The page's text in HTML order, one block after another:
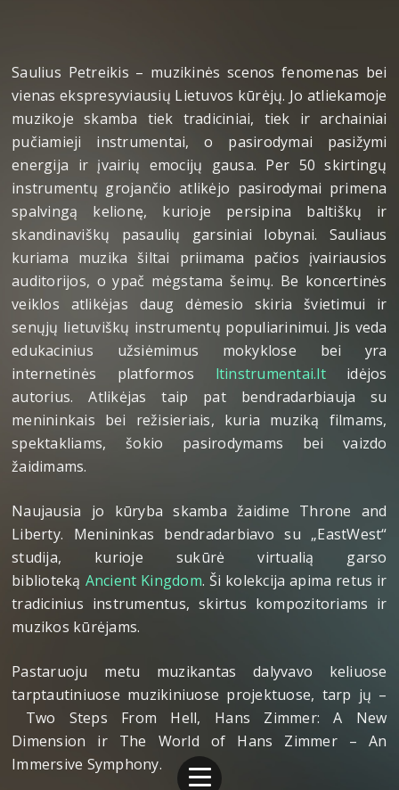
Saulius Petreikis – muzikinės scenos fenomenas bei
vienas ekspresyviausių Lietuvos kūrėjų. Jo atliekamoje
muzikoje skamba tiek tradiciniai, tiek ir archainiai
pučiamieji instrumentai, o pasirodymai pasižymi
energija ir įvairių emocijų gausa. Per 50 skirtingų
instrumentų grojančio atlikėjo pasirodymai primena
spalvingą kelionę, kurioje persipina baltiškų ir
skandinaviškų pasaulių garsiniai lobynai. Sauliaus
kuriama muzika šiltai priimama pačios įvairiausios
auditorijos, o ypač mėgstama šeimų. Be koncertinės
veiklos atlikėjas daug dėmesio skiria švietimui ir
senųjų lietuviškų instrumentų populiarinimui. Jis veda
edukacinius užsiėmimus mokyklose bei yra
internetinės platformos ltinstrumentai.ltidėjos
autorius. Atlikėjas taip pat bendradarbiauja su
menininkais bei režisieriais, kuria muziką filmams,
spektakliams, šokio pasirodymams bei vaizdo
žaidimams.
Naujausia jo kūryba skamba žaidime Throne and
Liberty. Menininkas bendradarbiavo su „EastWest“
studija, kurioje sukūrė virtualią garso
biblioteką Ancient Kingdom. Ši kolekcija apima retus ir
tradicinius instrumentus, skirtus kompozitoriams ir
muzikos kūrėjams.
Pastaruoju metu muzikantas dalyvavo keliuose
tarptautiniuose muzikiniuose projektuose, tarp jų –
Two Steps From Hell, Hans Zimmer: A New
Dimension ir The World of Hans Zimmer – An
Immersive Symphony.